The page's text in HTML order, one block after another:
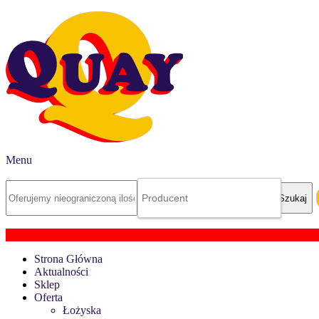
Menu
Strona Główna
Aktualności
Sklep
Oferta
Łożyska